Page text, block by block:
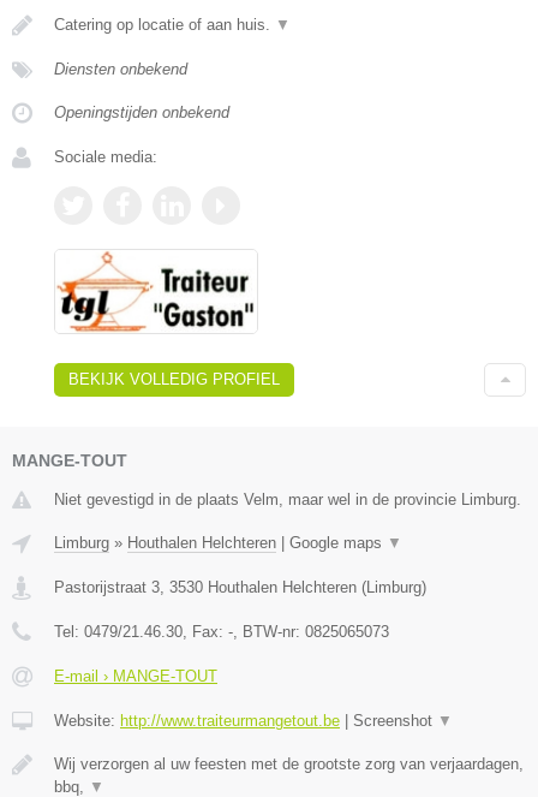
Catering op locatie of aan huis. ▼
Diensten onbekend
Openingstijden onbekend
Sociale media:
BEKIJK VOLLEDIG PROFIEL
MANGE-TOUT
Niet gevestigd in de plaats Velm, maar wel in de provincie Limburg.
Limburg » Houthalen Helchteren | Google maps ▼
Pastorijstraat 3 3530 Houthalen Helchteren (Limburg)
Tel: 0479/21.46.30 , Fax: - , BTW-nr: 0825065073
E-mail › MANGE-TOUT
Website: http://www.traiteurmangetout.be | Screenshot ▼
Wij verzorgen al uw feesten met de grootste zorg van verjaardagen,
bbq,
▼